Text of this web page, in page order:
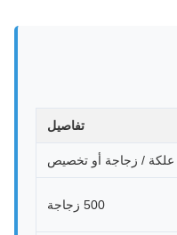
تفاصيل
500 زجاجة